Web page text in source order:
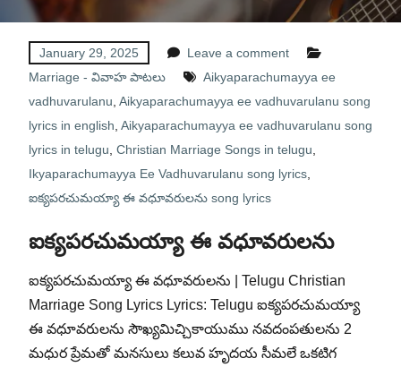
January 29, 2025
Leave a comment
Marriage - వివాహ పాటలు
Aikyaparachumayya ee
vadhuvarulanu Aikyaparachumayya ee vadhuvarulanu song
lyrics in english Aikyaparachumayya ee vadhuvarulanu song
lyrics in telugu Christian Marriage Songs in telugu
Ikyaparachumayya Ee Vadhuvarulanu song lyrics,
ఐక్యపరచుమయ్యా ఈ వధూవరులను song lyrics
ఐక్యపరచుమయ్యా ఈ వధూవరులను
ఐక్యపరచుమయ్యా ఈ వధూవరులను | Telugu Christian
Marriage Song Lyrics Lyrics: Telugu ఐక్యపరచుమయ్యా
ఈ వధూవరులను సౌఖ్యమిచ్చికాయుము నవదంపతులను 2
మధుర ప్రేమతో మనసులు కలువ హృదయ సీమలే ఒకటిగ